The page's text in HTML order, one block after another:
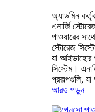
অ্যাডমিন
এনার্জি
পাওয়ারের
স্টোরেজ
যা আইডাহোর
সিস্টেম।
প্রকল্পগুলি,
আরও পড়ুন